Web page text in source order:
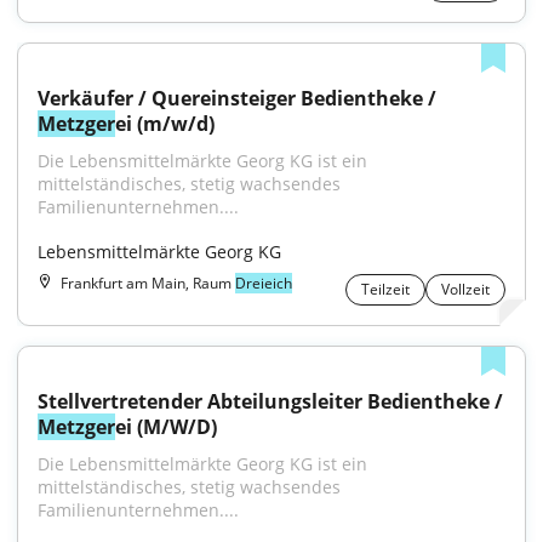
Metzgerei (m/w/d)
Die Lebensmittelmärkte Georg KG ist ein
mittelständisches, stetig wachsendes
Familienunternehmen....
Lebensmittelmärkte Georg KG
Frankfurt am Main, Raum Dreieich Teilzeit Vollzeit
Metzgerei (M/W/D)
Die Lebensmittelmärkte Georg KG ist ein
mittelständisches, stetig wachsendes
Familienunternehmen....